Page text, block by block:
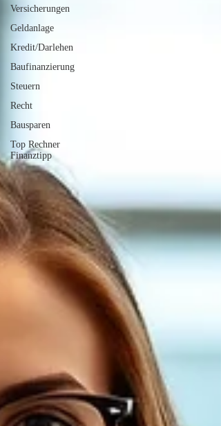
Versicherungen
Geldanlage
Kredit/Darlehen
Baufinanzierung
Steuern
Recht
Bausparen
Top Rechner
Finanztipp